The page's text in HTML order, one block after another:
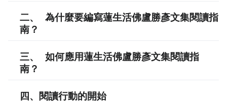
二、 為什麼要編寫蓮生活佛盧勝彥文集閱讀指
南？
三、 如何應用蓮生活佛盧勝彥文集閱讀指
南？
四、 閱讀行動的開始